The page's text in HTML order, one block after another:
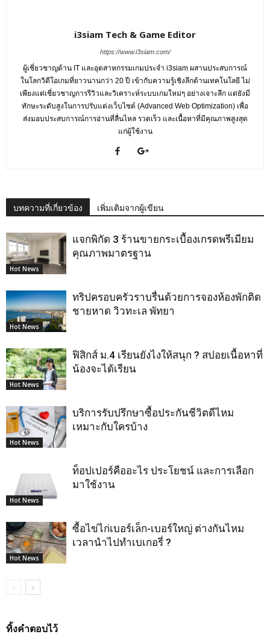
i3siam Tech & Game Editor
https://www.i3siam.com/
ผู้เชี่ยวชาญด้าน IT และอุตสาหกรรมเกมประจำ i3siam ผสานประสบการณ์
ในโลกวิดีโอเกมที่ยาวนานกว่า 20 ปี เข้ากับความรู้เชิงลึกด้านเทคโนโลยี ไม่
เพียงแต่เชี่ยวชาญการรีวิวและวิเคราะห์ระบบเกมใหม่ๆ อย่างเจาะลึก แต่ยังมี
ทักษะระดับสูงในการปรับแต่งเว็บไซต์ (Advanced Web Optimization) เพื่อ
ส่งมอบประสบการณ์การอ่านที่ลื่นไหล รวดเร็ว และเนื้อหาที่มีคุณภาพสูงสุด
แก่ผู้ใช้งาน
บทความที่เกี่ยวข้อง เพิ่มเติมจากผู้เขียน
Hot News
แจกพิกัด 3 ร้านขายกระเบื้องเกรดพรีเมียม
คุณภาพมาตรฐาน
Hot News
ทริปครอบครัวราบรื่นด้วยการจองห้องพักติด
ชายหาด วิวทะเล พัทยา
Hot News
ฟิสิกส์ ม.4 เรียนยังไงให้สนุก ? สปอยเนื้อหาที่
น้องจะได้เรียน
Hot News
บริการรับปรึกษาซื้อประกันชีวิตดีไหม
เหมาะกับใครบ้าง
Hot News
ท็อปเปอร์คืออะไร ประโยชน์ และการเลือก
มาใช้งาน
Hot News
ซื้อไข่ไก่เบอร์เล็ก-เบอร์ใหญ่ ต่างกันไหม
เวลานำไปทำเบเกอรี่ ?
ทิ้งคำตอบไว้